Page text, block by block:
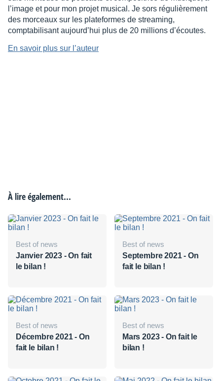
l’image et pour mon projet musical. Je sors régulièrement
des morceaux sur les plateformes de streaming,
comptabilisant aujourd’hui plus de 20 millions d’écoutes.
En savoir plus sur l’auteur
À lire également...
Best of news
Janvier 2023 - On fait
le bilan !
Best of news
Septembre 2021 - On
fait le bilan !
Best of news
Décembre 2021 - On
fait le bilan !
Best of news
Mars 2023 - On fait le
bilan !